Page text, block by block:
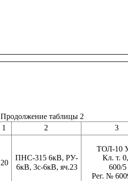
1 2 3
20
ПНС-315 6кВ, РУ-
6кВ, 3с-6кВ, яч.23
ТОЛ-10
Кл. т.
600/5
Рег. №
Продолжение таблицы 2